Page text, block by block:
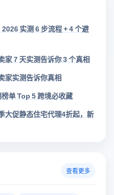
实测 6 步流程 + 4 个避
家 7 天实测告诉你 3 个真相
家实测告诉你真相
单 Top 5 跨境必收藏
大促静态住宅代理4折起，新
查看更多